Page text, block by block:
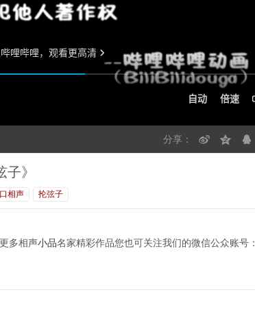
分享：
》
相声 抡弦子
多相声小品名家精彩作品您也可关注我们的微信公众账号：